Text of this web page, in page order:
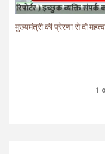
मुख्यमंत्री की प्रेरणा से दो
1